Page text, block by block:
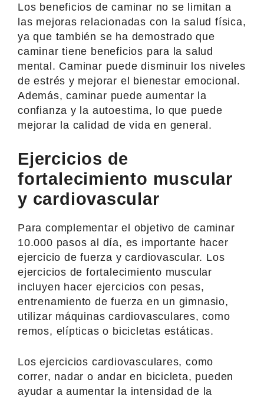
Los beneficios de caminar no se limitan a
las mejoras relacionadas con la salud física,
ya que también se ha demostrado que
caminar tiene beneficios para la salud
mental. Caminar puede disminuir los niveles
de estrés y mejorar el bienestar emocional.
Además, caminar puede aumentar la
confianza y la autoestima, lo que puede
mejorar la calidad de vida en general.
Ejercicios de
fortalecimiento muscular
y cardiovascular
Para complementar el objetivo de caminar
10.000 pasos al día, es importante hacer
ejercicio de fuerza y cardiovascular. Los
ejercicios de fortalecimiento muscular
incluyen hacer ejercicios con pesas,
entrenamiento de fuerza en un gimnasio,
utilizar máquinas cardiovasculares, como
remos, elípticas o bicicletas estáticas.
Los ejercicios cardiovasculares, como
correr, nadar o andar en bicicleta, pueden
ayudar a aumentar la intensidad de la